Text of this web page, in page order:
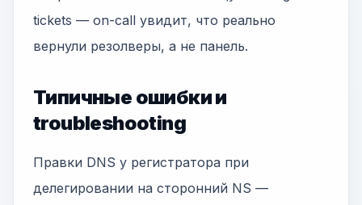
tickets — on-call увидит, что реально
вернули резолверы, а не панель.
Типичные ошибки и
troubleshooting
Правки DNS у регистратора при
делегировании на сторонний NS —